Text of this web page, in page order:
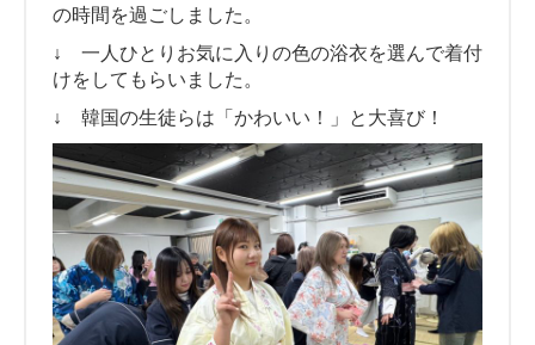
の時間を過ごしました。
↓ 一人ひとりお気に入りの色の浴衣を選んで着付
けをしてもらいました。
↓ 韓国の生徒らは「かわいい！」と大喜び！